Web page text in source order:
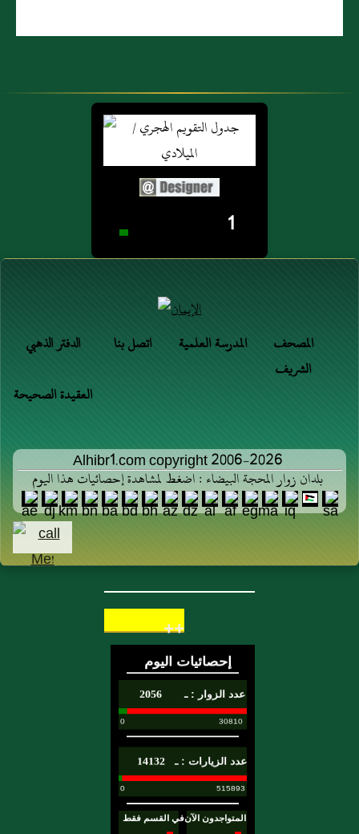
1
الدفتر الذهبي اتصل بنا المدرسة العلمية
المصحف
الشريف
العقيدة الصحيحة
Alhibr1.com copyright 2006-2026
بلدان زوار المحجة البيضاء : اضغط لمشاهدة إحصائيات هذا اليوم
++